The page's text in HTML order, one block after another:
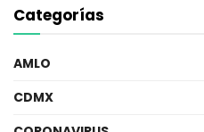
Categorías
AMLO
CDMX